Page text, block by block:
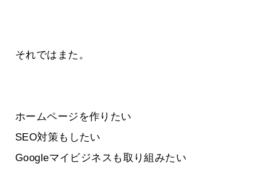
それではまた。
ホームページを作りたい
SEO対策もしたい
Googleマイビジネスも取り組みたい